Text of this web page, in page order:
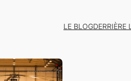
LE BLOGDERRIÈRE